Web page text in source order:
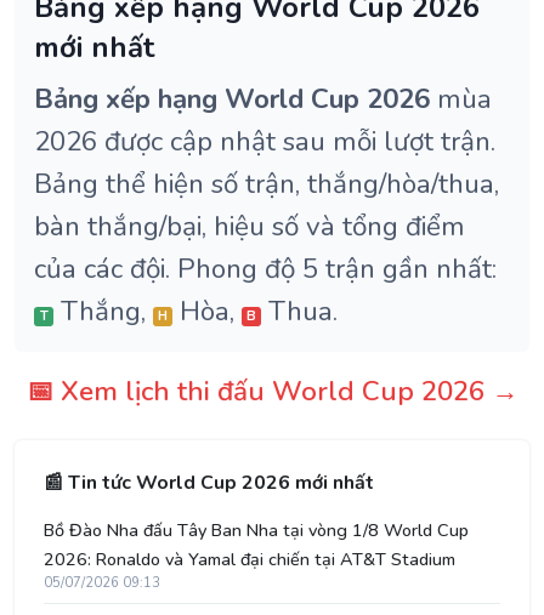
mới nhất
Bảng xếp hạng World Cup 2026 mùa
2026 được cập nhật sau mỗi lượt trận.
Bảng thể hiện số trận, thắng/hòa/thua,
bàn thắng/bại, hiệu số và tổng điểm
của các đội. Phong độ 5 trận gần nhất:
T Thắng, H Hòa, B Thua.
📅 Xem lịch thi đấu World Cup 2026 →
📰 Tin tức World Cup 2026 mới nhất
Bồ Đào Nha đấu Tây Ban Nha tại vòng 1/8 World Cup
2026: Ronaldo và Yamal đại chiến tại AT&T Stadium
05/07/2026 09:13